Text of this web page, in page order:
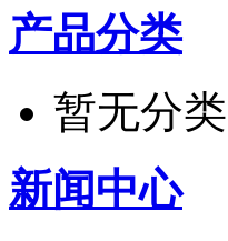
产品分类
暂无分类
新闻中心